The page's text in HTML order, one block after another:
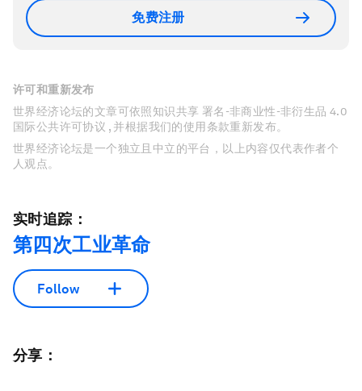
免费注册
许可和重新发布
世界经济论坛的文章可依照知识共享 署名-非商业性-非衍生品 4.0
国际公共许可协议 , 并根据我们的使用条款重新发布。
世界经济论坛是一个独立且中立的平台，以上内容仅代表作者个
人观点。
实时追踪：
第四次工业革命
Follow
分享：